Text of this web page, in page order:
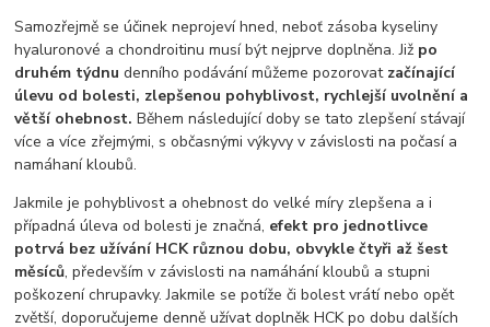
Samozřejmě se účinek neprojeví hned, neboť zásoba kyseliny
hyaluronové a chondroitinu musí být nejprve doplněna. Již po
druhém týdnu denního podávání můžeme pozorovat začínající
úlevu od bolesti, zlepšenou pohyblivost, rychlejší uvolnění a
větší ohebnost.Během následující doby se tato zlepšení stávají
více a více zřejmými, s občasnými výkyvy v závislosti na počasí a
namáhaní kloubů.
Jakmile je pohyblivost a ohebnost do velké míry zlepšena a i
případná úleva od bolesti je značná, efekt pro jednotlivce
potrvá bez užívání HCK různou dobu, obvyklečtyři až šest
měsíců, především v závislosti na namáhání kloubů a stupni
poškození chrupavky. Jakmile se potíže či bolest vrátí nebo opět
zvětší, doporučujeme denně užívat doplněk HCK po dobu dalších